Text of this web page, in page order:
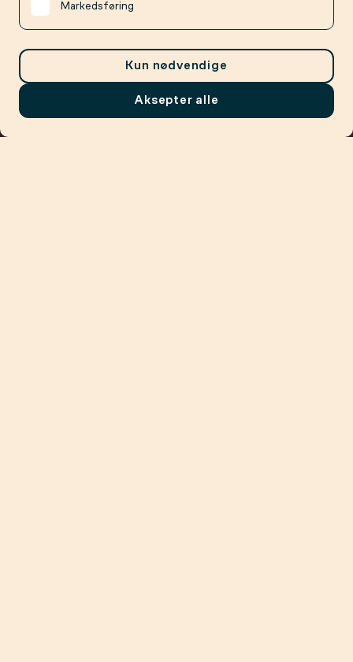
Meny
Markedsføring
Kun nødvendige
Aksepter alle